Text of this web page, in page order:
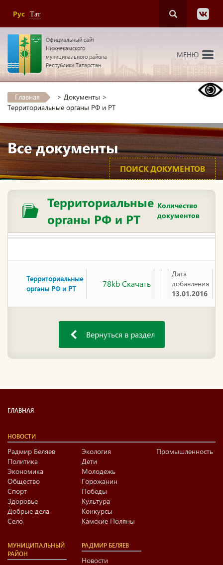
Рус Тат
Официальный сайт
Нижнекамского
муниципального района
Республики Татарстан
МЕНЮ
Главная > Документы >
Территориальные органы РФ и РТ
Все документы
ПОИСК ДОКУМЕНТОВ
Территориальные
органы РФ и РТ
Количество
документов
Территориальные
органы РФ и РТ
78kb Скачать
Дата
добавления
13.01.2016
Вернуться в раздел
ГЛАВНАЯ
НОВОСТИ
Радмир Беляев
Политика
Экономика
Общество
Спорт
Здоровье
Добрые дела
Село
Экология
Дети
Молодежь
Горожанин
Победы
Культура
Конкурсы
Камские Поляны
Промышленность
МУНИЦИПАЛЬНЫЙ
РАЙОН
РАДМИР БЕЛЯЕВ
Новости